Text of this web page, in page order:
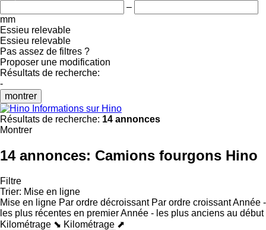
–
mm
Essieu relevable
Essieu relevable
Pas assez de filtres ?
Proposer une modification
Résultats de recherche:
-
montrer
Informations sur Hino
Résultats de recherche: 14 annonces
Montrer
14 annonces: Camions fourgons Hino
Filtre
Trier: Mise en ligne
Mise en ligne Par ordre décroissant Par ordre croissantAnnée -
les plus récentes en premierAnnée - les plus anciens au début
Kilométrage ⬊ Kilométrage ⬈